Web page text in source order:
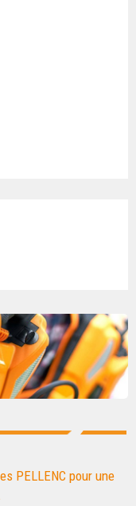
PELLENC pour une